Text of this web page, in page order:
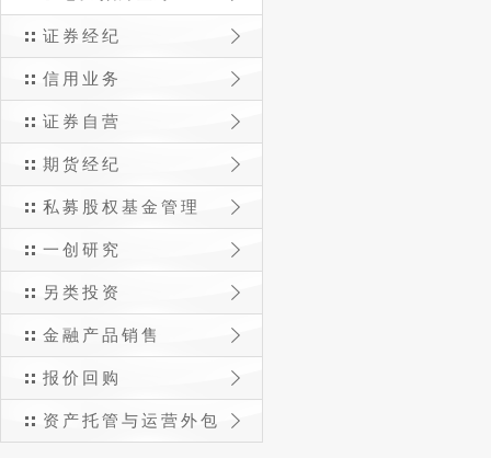
证券经纪
信用业务
证券自营
期货经纪
私募股权基金管理
一创研究
另类投资
金融产品销售
报价回购
资产托管与运营外包